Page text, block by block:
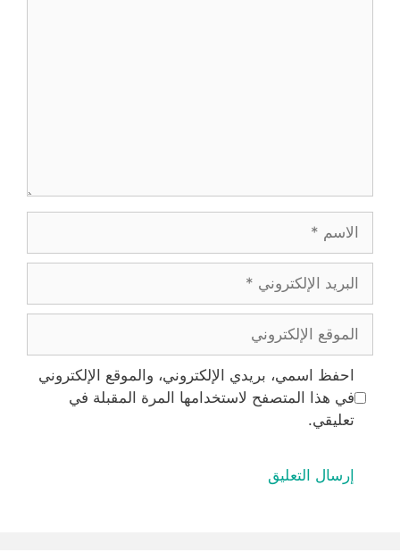
الاسم
البريد
الإلكتروني
الموقع
الإلكتروني
احفظ اسمي، بريدي الإلكتروني، والموقع الإلكتروني
في هذا المتصفح لاستخدامها المرة المقبلة في
تعليقي.